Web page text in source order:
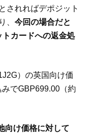
されればデポジット
、今回の場合だと
カードへの返金処
）の英国向け価
でGBP699.00（約
向け価格に対して